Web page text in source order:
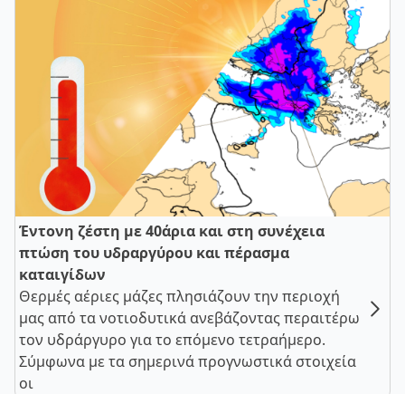
Έντονη ζέστη με 40άρια και στη συνέχεια
πτώση του υδραργύρου και πέρασμα
καταιγίδων
Θερμές αέριες μάζες πλησιάζουν την περιοχή
μας από τα νοτιοδυτικά ανεβάζοντας περαιτέρω
τον υδράργυρο για το επόμενο τετραήμερο.
Σύμφωνα με τα σημερινά προγνωστικά στοιχεία
οι